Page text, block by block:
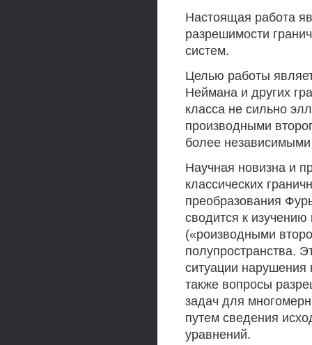
Настоящая работа
разрешимости
систем.
Целью работы
Неймана и других
класса не сильно
производными
более
Научная новизна и
классических
преобразования
сводится к
(«роизводными
полупространства.
ситуации
также вопросы
задач для
путем сведения
уравнений.